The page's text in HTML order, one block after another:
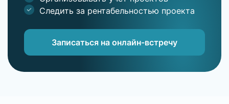
Следить за рентабельностью проекта
Записаться на онлайн-встречу